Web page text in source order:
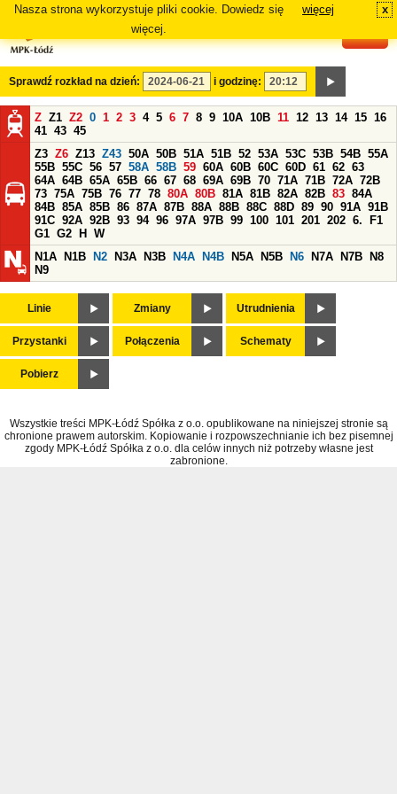
Nasza strona wykorzystuje pliki cookie. Dowiedz się
więcej.
więcej x
Sprawdź rozkład na dzień: i godzinę:
Z Z1 Z2 0 1 2 3 4 5 6 7 8 9 10A 10B 11 12 13 14 15 16
41 43 45
Z3 Z6 Z13 Z43 50A 50B 51A 51B 52 53A 53C 53B 54B 55A
55B 55C 56 57 58A 58B 59 60A 60B 60C 60D 61 62 63
64A 64B 65A 65B 66 67 68 69A 69B 70 71A 71B 72A 72B
73 75A 75B 76 77 78 80A 80B 81A 81B 82A 82B 83 84A
84B 85A 85B 86 87A 87B 88A 88B 88C 88D 89 90 91A 91B
91C 92A 92B 93 94 96 97A 97B 99 100 101 201 202 6.
F1
G1 G2 H
W
N1A
N1B N2 N3A N3B N4A N4B N5A N5B N6 N7A N7B
N8
N9
Linie Zmiany Utrudnienia
Przystanki Połączenia Schematy
Pobierz
Wszystkie treści MPK-Łódź Spółka z o.o. opublikowane na niniejszej stronie są
chronione prawem autorskim. Kopiowanie i rozpowszechnianie ich bez pisemnej
zgody MPK-Łódź Spółka z o.o. dla celów innych niż potrzeby własne jest
zabronione.